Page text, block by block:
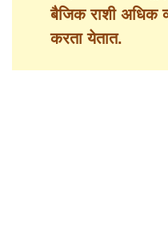
बैजिक राशी अधिक
करता येतात.